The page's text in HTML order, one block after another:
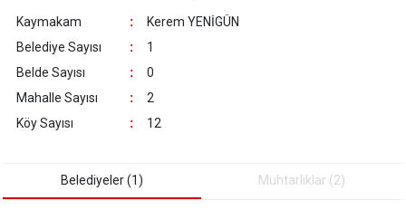
Bozcaada
Çan
Eceabat
Gökçeada
Kaymakam :
Kerem YENİGÜN
Belediye Sayısı
:
1
Belde Sayısı
:
0
Mahalle Sayısı
:
2
Köy Sayısı
: 12
Belediyeler (1) Muhtarliklar (2)